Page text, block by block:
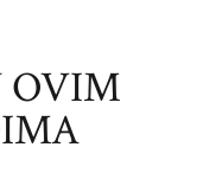
OVIM